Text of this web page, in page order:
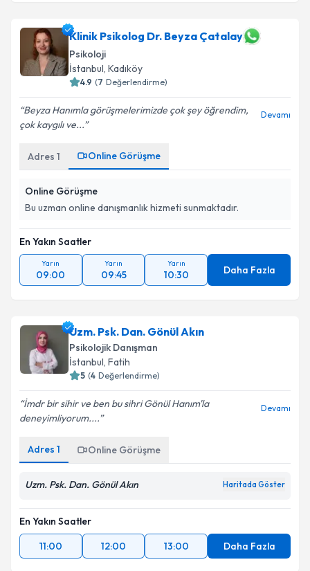
randevu almanız için bir takvim hazırlandığında e-
posta ile bilgilendireceğiz.
E-posta Adresiniz
Metni'ni okudum ve kişisel verilerimin belirtilen
kapsamda işlenmesini kabul ediyorum.
Takvim Talebini Gönder
Klinik Psikolog Dr. Beyza Çatalay
Psikoloji
İstanbul, Kadıköy
4.9 (7 Değerlendirme)
Beyza Hanımla görüşmelerimizde çok şey öğrendim,
çok kaygılı ve...
Devamı
Adres 1 Online Görüşme
Online Görüşme
Bu uzman online danışmanlık hizmeti sunmaktadır.
En Yakın Saatler
Yarın
09:00
Yarın
09:45
Yarın
10:30 Daha Fazla
Uzm. Psk. Dan. Gönül Akın
Psikolojik Danışman
İstanbul, Fatih
5 (4 Değerlendirme)
İmdr bir sihir ve ben bu sihri Gönül Hanım'la
deneyimliyorum....
Devamı
Adres 1 Online Görüşme
Uzm. Psk. Dan. Gönül Akın Haritada Göster
En Yakın Saatler
11:00
12:00 13:00 Daha Fazla